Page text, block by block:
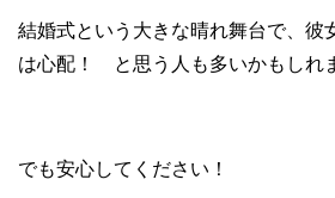
結婚式という大きな晴れ舞台で、彼
は心配！ と思う人も多いかもしれ
でも安心してください！